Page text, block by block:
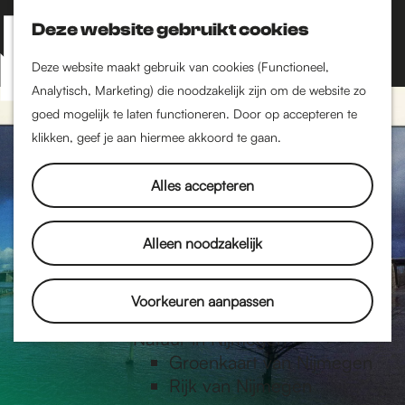
Deze website gebruikt cookies
Deze website maakt gebruik van cookies (Functioneel,
Analytisch, Marketing) die noodzakelijk zijn om de website zo
goed mogelijk te laten functioneren. Door op accepteren te
klikken, geef je aan hiermee akkoord te gaan.
Alles accepteren
Alleen noodzakelijk
Voorkeuren aanpassen
Z
o
e
k
e
K
a
a
r
t
M
e
n
Nijmegen-Nieuw-West
Dukenburg
Lindenholt
Historie
De oudste stad van
Nederland
Historische tijdlijn
Romeinse Limes
Vrede van Nijmegen
Penning
Natuur in Nijmegen
Groenkaart van Nijmegen
Rijk van Nijmegen